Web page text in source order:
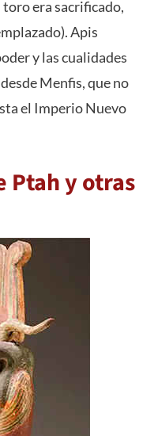
toro era sacrificado,
Apis
y las cualidades
Menfis, que no
el Imperio Nuevo
Ptah y otras